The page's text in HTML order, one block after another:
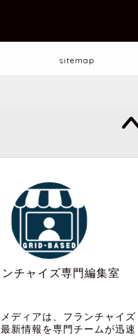
sitemap
ンチャイズ専門編集室
ディアは、フランチャイズ
新情報を専門チームが迅速